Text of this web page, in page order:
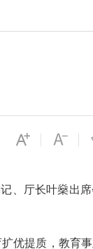
、厅长叶燊出
优提质，教育